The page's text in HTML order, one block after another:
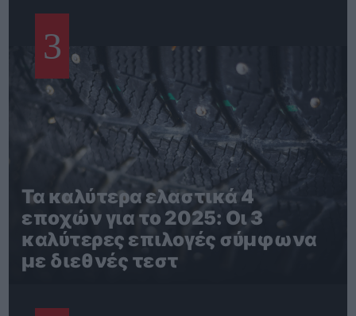
3
Τα καλύτερα ελαστικά 4
εποχών για το 2025: Οι 3
καλύτερες επιλογές σύμφωνα
με διεθνές τεστ